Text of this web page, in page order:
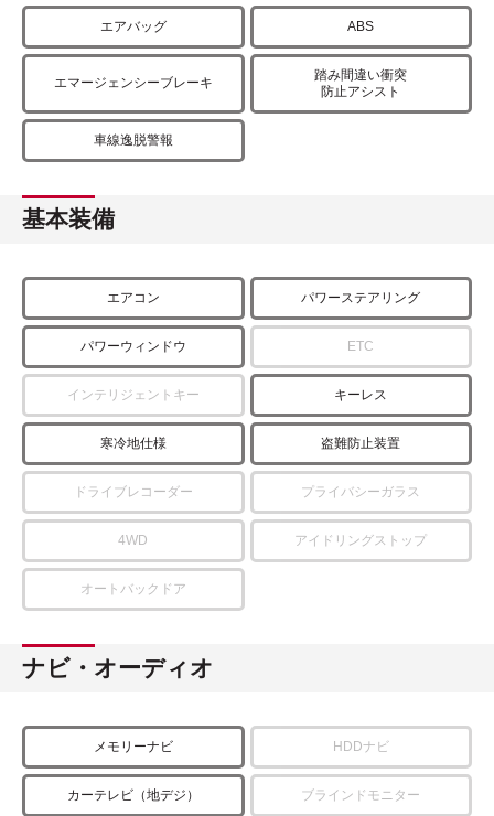
エアバッグ ABS
エマージェンシーブレーキ
踏み間違い衝突
防止アシスト
車線逸脱警報
基本装備
エアコン パワーステアリング
パワーウィンドウ ETC
インテリジェントキー キーレス
寒冷地仕様 盗難防止装置
ドライブレコーダー プライバシーガラス
4WD アイドリングストップ
オートバックドア
ナビ・オーディオ
メモリーナビ HDDナビ
カーテレビ（地デジ） ブラインドモニター